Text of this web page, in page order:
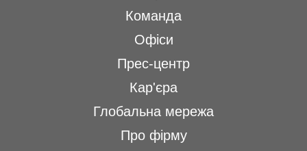
Команда
Офіси
Прес-центр
Кар'єра
Глобальна мережа
Про фірму